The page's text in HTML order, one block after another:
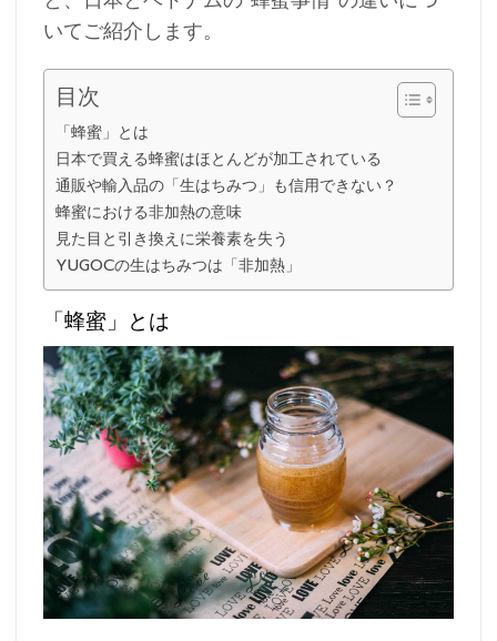
いてご紹介します。
目次
「蜂蜜」とは
日本で買える蜂蜜はほとんどが加工されている
通販や輸入品の「生はちみつ」も信用できない？
蜂蜜における非加熱の意味
見た目と引き換えに栄養素を失う
YUGOCの生はちみつは「非加熱」
「蜂蜜」とは